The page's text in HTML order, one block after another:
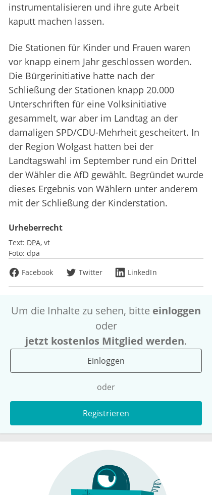
instrumentalisieren und ihre gute Arbeit
kaputt machen lassen.
Die Stationen für Kinder und Frauen waren
vor knapp einem Jahr geschlossen worden.
Die Bürgerinitiative hatte nach der
Schließung der Stationen knapp 20.000
Unterschriften für eine Volksinitiative
gesammelt, war aber im Landtag an der
damaligen SPD/CDU-Mehrheit gescheitert. In
der Region Wolgast hatten bei der
Landtagswahl im September rund ein Drittel
der Wähler die AfD gewählt. Begründet wurde
dieses Ergebnis von Wählern unter anderem
mit der Schließung der Kinderstation.
Urheberrecht
Text: DPA vt
Foto: dpa
Facebook
Twitter LinkedIn
Um die Inhalte zu sehen, bitte einloggen
oder
jetzt kostenlos Mitglied werden.
Einloggen
oder
Registrieren